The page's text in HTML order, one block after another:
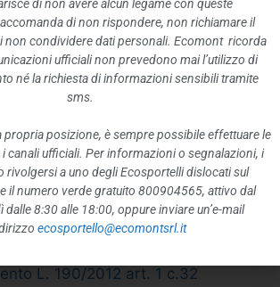
grafica
procedimento
sostitutive e acquisizione
organi indirizzo politico
dirigenti amministrativi
SULLE IMPRESE
L. 190/2012 art. 1 c.32
di non avere alcun legame con queste
di non rispondere, non richiamare il
non condividere dati personali. Ecomont ricorda
ufficiali non prevedono mai l’utilizzo di
né la richiesta di informazioni sensibili tramite
sms.
propria posizione, è sempre possibile effettuare le
canali ufficiali. Per informazioni o segnalazioni, i
rivolgersi a uno degli Ecosportelli dislocati sul
il numero verde gratuito 800904565, attivo dal
dalle 8:30 alle 18:00, oppure inviare un’e-mail
ecosportello@ecomontsrl.it